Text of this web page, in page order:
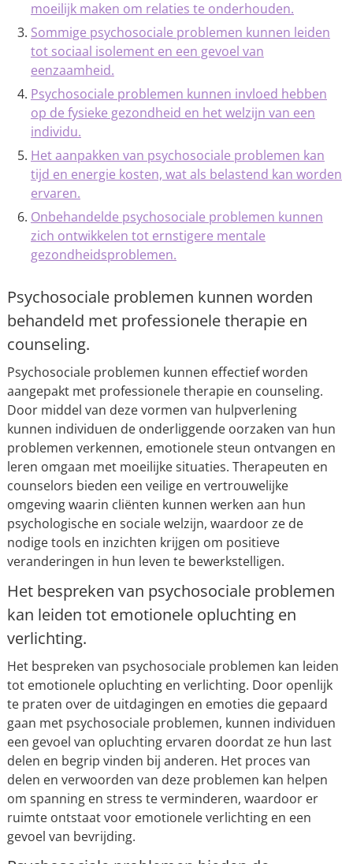
moeilijk maken om relaties te onderhouden.
Sommige psychosociale problemen kunnen leiden
tot sociaal isolement en een gevoel van
eenzaamheid.
Psychosociale problemen kunnen invloed hebben
op de fysieke gezondheid en het welzijn van een
individu.
Het aanpakken van psychosociale problemen kan
tijd en energie kosten, wat als belastend kan worden
ervaren.
Onbehandelde psychosociale problemen kunnen
zich ontwikkelen tot ernstigere mentale
gezondheidsproblemen.
Psychosociale problemen kunnen worden
behandeld met professionele therapie en
counseling.
Psychosociale problemen kunnen effectief worden
aangepakt met professionele therapie en counseling.
Door middel van deze vormen van hulpverlening
kunnen individuen de onderliggende oorzaken van hun
problemen verkennen, emotionele steun ontvangen en
leren omgaan met moeilijke situaties. Therapeuten en
counselors bieden een veilige en vertrouwelijke
omgeving waarin cliënten kunnen werken aan hun
psychologische en sociale welzijn, waardoor ze de
nodige tools en inzichten krijgen om positieve
veranderingen in hun leven te bewerkstelligen.
Het bespreken van psychosociale problemen
kan leiden tot emotionele opluchting en
verlichting.
Het bespreken van psychosociale problemen kan leiden
tot emotionele opluchting en verlichting. Door openlijk
te praten over de uitdagingen en emoties die gepaard
gaan met psychosociale problemen, kunnen individuen
een gevoel van opluchting ervaren doordat ze hun last
delen en begrip vinden bij anderen. Het proces van
delen en verwoorden van deze problemen kan helpen
om spanning en stress te verminderen, waardoor er
ruimte ontstaat voor emotionele verlichting en een
gevoel van bevrijding.